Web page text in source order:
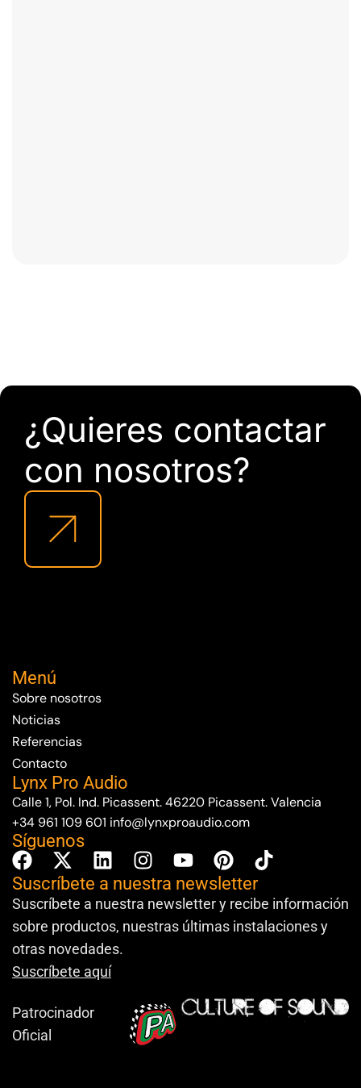
¿Quieres contactar
con nosotros?
Menú
Sobre nosotros
Noticias
Referencias
Contacto
Lynx Pro Audio
Calle 1, Pol. Ind. Picassent. 46220 Picassent. Valencia
+34 961 109 601 info@lynxproaudio.com
Síguenos
Suscríbete a nuestra newsletter
Suscríbete a nuestra newsletter y recibe información
sobre productos, nuestras últimas instalaciones y
otras novedades.
Suscríbete aquí
Patrocinador
Oficial